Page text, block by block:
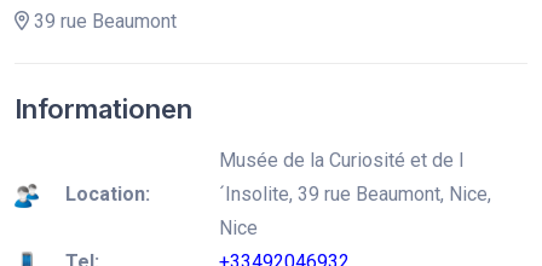
39 rue Beaumont
Informationen
Location:
Musée de la Curiosité et de l
´Insolite, 39 rue Beaumont, Nice,
Nice